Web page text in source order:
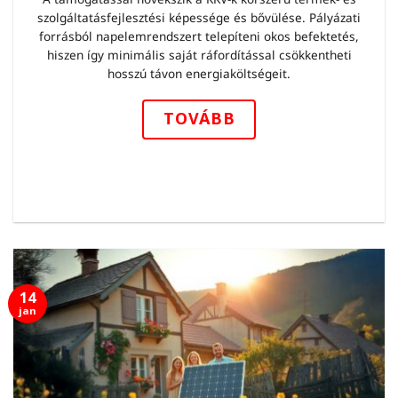
szolgáltatásfejlesztési képessége és bővülése. Pályázati
forrásból napelemrendszert telepíteni okos befektetés,
hiszen így minimális saját ráfordítással csökkentheti
hosszú távon energiaköltségeit.
TOVÁBB
14
jan